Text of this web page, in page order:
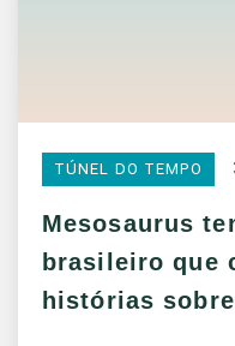
TÚNEL DO TEMPO
Mesosaurus
brasileiro que
histórias